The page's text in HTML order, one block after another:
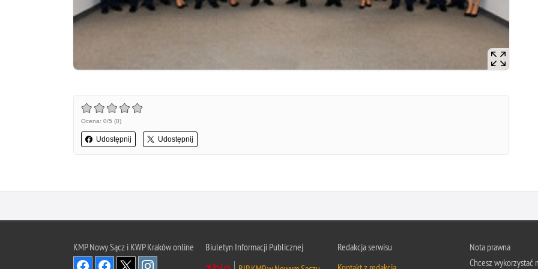
Ocena: 0/5 (0)
Udostępnij Udostępnij
KMP Nowy Sącz i KWP Kraków online
Biuletyn Informacji Publicznej
Redakcja serwisu
Nota prawna
Chcesz wykorzystać